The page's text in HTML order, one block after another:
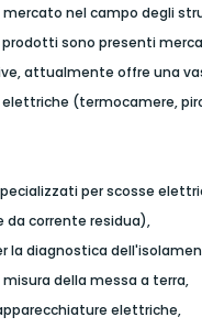
nel campo degli
sono presenti
attualmente offre una
(termocamere,
per scosse
da corrente residua),
la diagnostica
della messa a terra,
elettriche,